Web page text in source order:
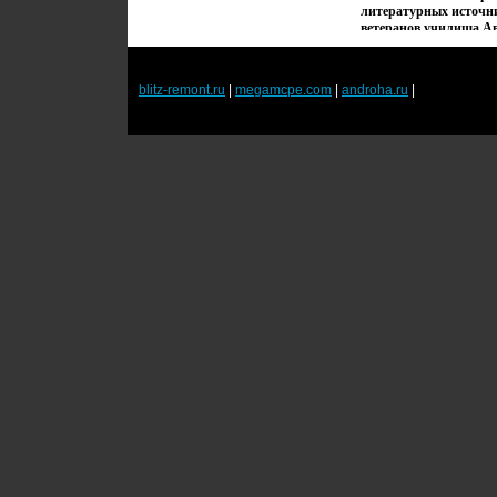
литературных
ветеранов училища
Чупрынин.
blitz-remont.ru megamcpe.com androha.ru